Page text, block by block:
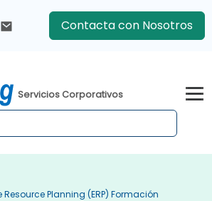
Contacta con Nosotros
Servicios Corporativos
Resource Planning (ERP) Formación